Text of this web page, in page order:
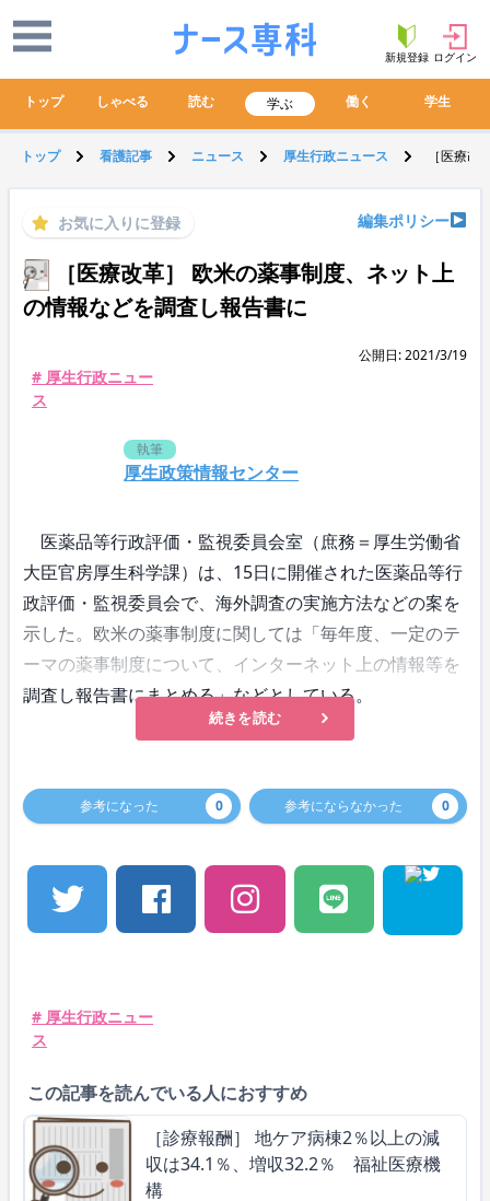
新規登録 ログイン
トップ しゃべる 読む 学ぶ 働く 学生
トップ 看護記事 ニュース 厚生行政ニュース ［医療
お気に入りに登録 編集ポリシー
［医療改革］ 欧米の薬事制度、ネット上
の情報などを調査し報告書に
公開日: 2021/3/19
# 厚生行政ニュー
ス
執筆
厚生政策情報センター
医薬品等行政評価・監視委員会室（庶務＝厚生労働省
大臣官房厚生科学課）は、15日に開催された医薬品等行
政評価・監視委員会で、海外調査の実施方法などの案を
示した。欧米の薬事制度に関しては「毎年度、一定のテ
ーマの薬事制度について、インターネット上の情報等を
調査し報告書にまとめる」などとしている。
続きを読む
参考になった 0 参考にならなかった 0
# 厚生行政ニュー
ス
この記事を読んでいる人におすすめ
［診療報酬］ 地ケア病棟2％以上の減
収は34.1％、増収32.2％ 福祉医療機
構